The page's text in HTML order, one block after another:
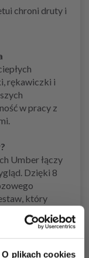
O plikach cookies
chroni druty i
rękawiczki i
w pracy z
Umber łączy
Dzięki 8
który